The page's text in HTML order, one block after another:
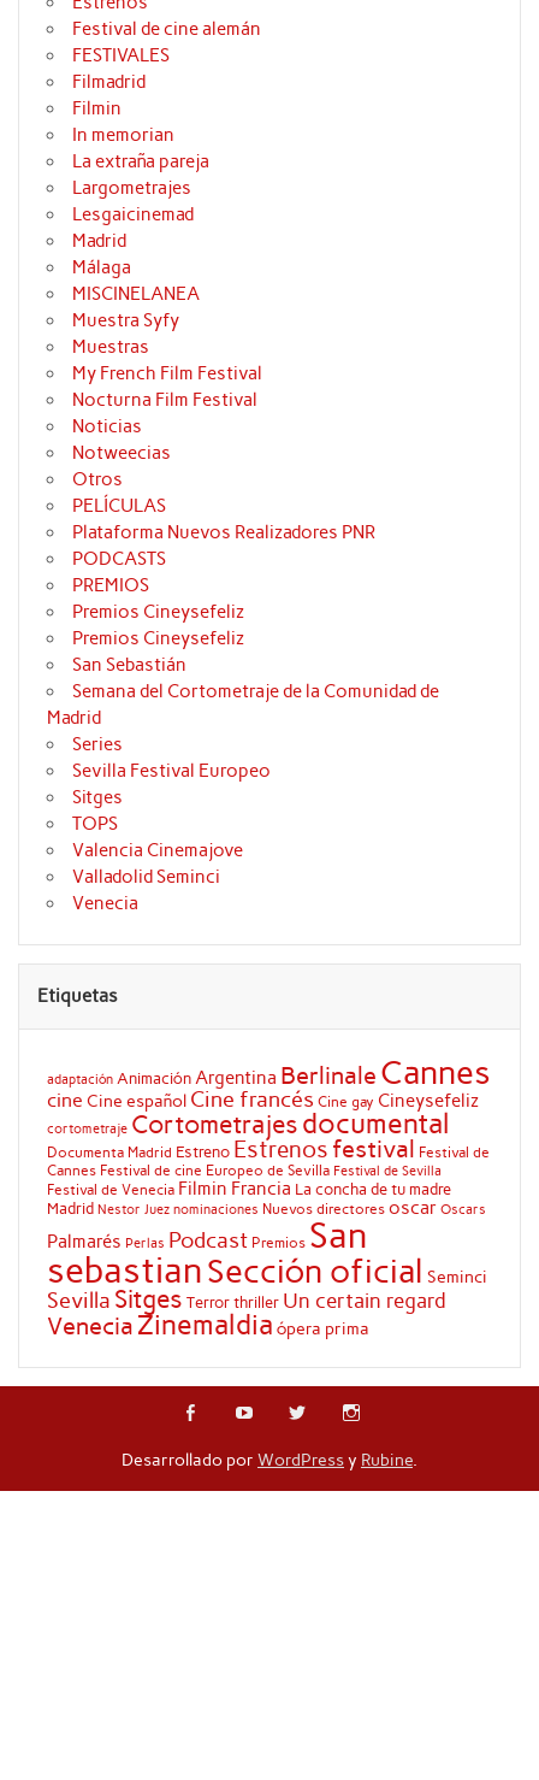
Festival de cine alemán
FESTIVALES
Filmadrid
Filmin
In memorian
La extraña pareja
Largometrajes
Lesgaicinemad
Madrid
Málaga
MISCINELANEA
Muestra Syfy
Muestras
My French Film Festival
Nocturna Film Festival
Noticias
Notweecias
Otros
PELÍCULAS
Plataforma Nuevos Realizadores PNR
PODCASTS
PREMIOS
Premios Cineysefeliz
Premios Cineysefeliz
San Sebastián
Semana del Cortometraje de la Comunidad de
Madrid
Series
Sevilla Festival Europeo
Sitges
TOPS
Valencia Cinemajove
Valladolid Seminci
Venecia
Etiquetas
adaptación AnimaciónArgentina Berlinale Cannes
cine Cine español Cine francés Cine gay Cineysefeliz
cortometraje Cortometrajes documental
Documenta Madrid Estreno Estrenos festival Festival de
Cannes Festival de cine Europeo de Sevilla Festival de Sevilla
Festival de Venecia Filmin Francia La concha de tu madre
Madrid Nestor Juez nominaciones Nuevos directores oscar Oscars
Palmarés Perlas Podcast Premios San
sebastianSección oficial Seminci
Sevilla Sitges Terrorthriller Un certain regard
Venecia Zinemaldia ópera prima
Desarrollado por WordPressy Rubine.